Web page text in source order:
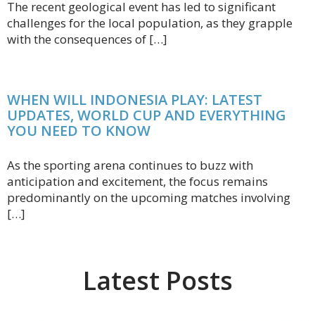
The recent geological event has led to significant
challenges for the local population, as they grapple
with the consequences of […]
WHEN WILL INDONESIA PLAY: LATEST
UPDATES, WORLD CUP AND EVERYTHING
YOU NEED TO KNOW
As the sporting arena continues to buzz with
anticipation and excitement, the focus remains
predominantly on the upcoming matches involving
[…]
Latest Posts